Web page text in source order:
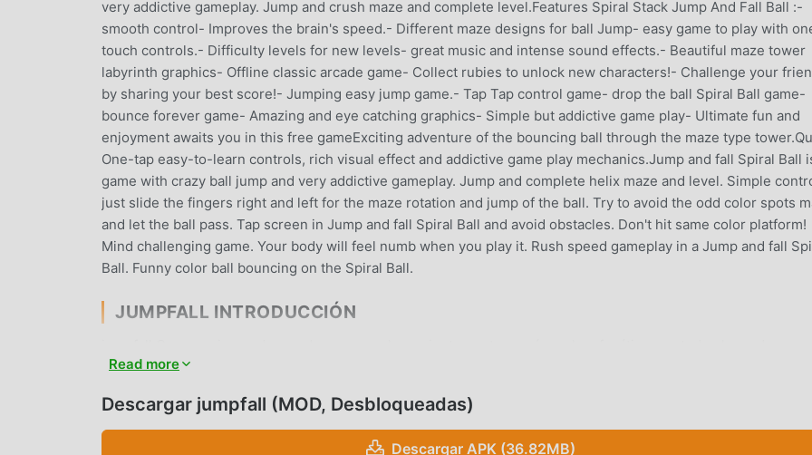
very addictive gameplay. Jump and crush maze and complete level.Features Spiral Stack Jump And Fall Ball :-
smooth control- Improves the brain's speed.- Different maze designs for ball Jump- easy game to play with
touch controls.- Difficulty levels for new levels- great music and intense sound effects.- Beautiful maze tower
labyrinth graphics- Offline classic arcade game- Collect rubies to unlock new characters!- Challenge your
by sharing your best score!- Jumping easy jump game.- Tap Tap control game- drop the ball Spiral Ball game-
bounce forever game- Amazing and eye catching graphics- Simple but addictive game play- Ultimate fun and
enjoyment awaits you in this free gameExciting adventure of the bouncing ball through the maze type
One-tap easy-to-learn controls, rich visual effect and addictive game play mechanics.Jump and fall Spiral Ball
game with crazy ball jump and very addictive gameplay. Jump and complete helix maze and level. Simple
just slide the fingers right and left for the maze rotation and jump of the ball. Try to avoid the odd color spots
and let the ball pass. Tap screen in Jump and fall Spiral Ball and avoid obstacles. Don't hit same color platform!
Mind challenging game. Your body will feel numb when you play it. Rush speed gameplay in a Jump and fall
Ball. Funny color ball bouncing on the Spiral Ball.
JUMPFALL INTRODUCCIÓN
los juegos de arcade . Si desea descargar este juego, como el sitio de descarga de juegos gratuitos mod apk
sino que también proporciona Free mod gratis, ayudándote a ahorrar la tarea mecánica repetitiva en el juego,
que puedes concentrarte en disfrutar la alegría que trae el juego en sí. moddroid promete que cualquier mod
Read more
Descargar jumpfall (MOD, Desbloqueadas)
Descargar APK (36.82MB)